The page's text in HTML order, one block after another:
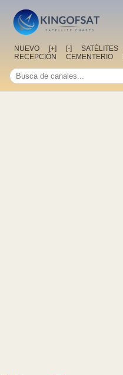
NUEVO [+] [-] SATÉLITES
RECEPCIÓN
CEMENTERIO